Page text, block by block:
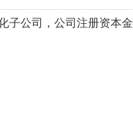
子公司，公司注册资本金